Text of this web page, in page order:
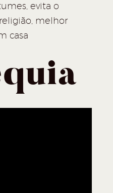
evita o
melhor
casa